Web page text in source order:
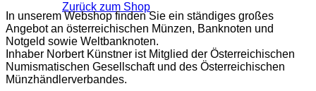
Zurück zum Shop
In unserem Webshop finden Sie ein ständiges großes
Angebot an österreichischen Münzen, Banknoten und
Notgeld sowie Weltbanknoten.
Inhaber Norbert Künstner ist Mitglied der Österreichischen
Numismatischen Gesellschaft und des Österreichischen
Münzhändlerverbandes.